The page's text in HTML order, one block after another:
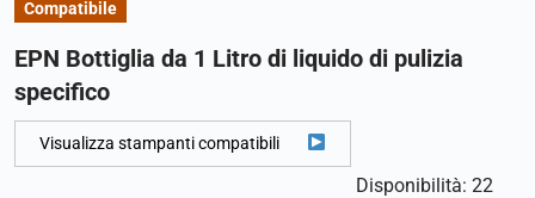
Compatibile
EPN Bottiglia da 1 Litro di liquido di pulizia
specifico
Visualizza stampanti compatibili
Disponibilità: 22